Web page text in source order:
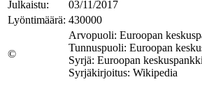
Julkaistu:
03/11/2017
Lyöntimäärä: 430000
©
Arvopuoli: Euroopan
Tunnuspuoli: Euroopan
Syrjä: Euroopan keskuspankki
Syrjäkirjoitus: Wikipedia